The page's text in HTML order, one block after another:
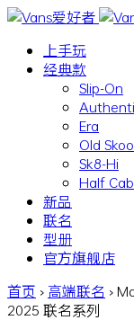
上手玩
经典款
Slip-On
Era
Old
Sk8-Hi
Half Cab
新品
联名
型册
官方旗舰店
首页 › 高端联名 ›
2025 联名系列